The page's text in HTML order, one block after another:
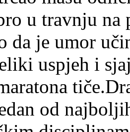
u travnju
da je umor
uspjeh i
od